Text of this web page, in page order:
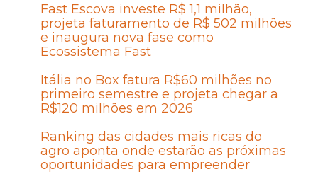
Fast Escova investe R$ 1,1 milhão,
projeta faturamento de R$ 502 milhões
e inaugura nova fase como
Ecossistema Fast
Itália no Box fatura R$60 milhões no
primeiro semestre e projeta chegar a
R$120 milhões em 2026
Ranking das cidades mais ricas do
agro aponta onde estarão as próximas
oportunidades para empreender